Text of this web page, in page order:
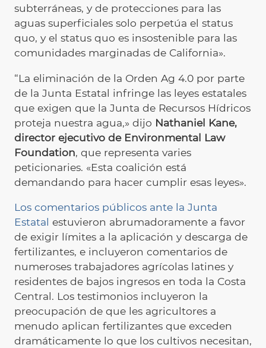
subterráneas, y de protecciones para las
aguas superficiales solo perpetúa el status
quo, y el status quo es insostenible para las
comunidades marginadas de California».
“La eliminación de la Orden Ag 4.0 por parte
de la Junta Estatal infringe las leyes estatales
que exigen que la Junta de Recursos Hídricos
proteja nuestra agua,» dijo Nathaniel Kane,
director ejecutivo de Environmental Law
Foundation, que representa varies
peticionaries. «Esta coalición está
demandando para hacer cumplir esas leyes».
Los comentarios públicos ante la Junta
Estatal estuvieron abrumadoramente a favor
de exigir límites a la aplicación y descarga de
fertilizantes, e incluyeron comentarios de
numeroses trabajadores agrícolas latines y
residentes de bajos ingresos en toda la Costa
Central. Los testimonios incluyeron la
preocupación de que les agricultores a
menudo aplican fertilizantes que exceden
dramáticamente lo que los cultivos necesitan,